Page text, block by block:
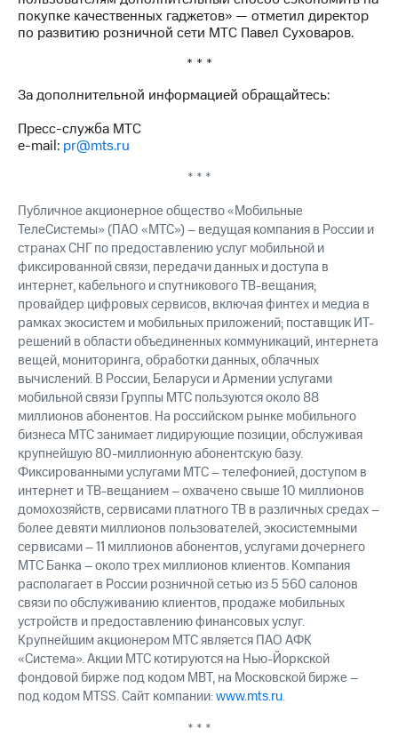
приобретения
Порядок
выкупа
Рынок
Описание
Еврооблигации-2023
погашении
именных
облигаций
Другое
Регистратор
Реквизиты
Контакты
развитие
деловая этика
На главную
покупке качественных гаджетов» — отметил директор
по развитию розничной сети МТС Павел Суховаров.
* * *
За дополнительной информацией обращайтесь:
Пресс-служба МТС
e-mail: pr@mts.ru
* * *
Публичное акционерное общество «Мобильные
ТелеСистемы» (ПАО «МТС») – ведущая компания в России и
странах СНГ по предоставлению услуг мобильной и
фиксированной связи, передачи данных и доступа в
интернет, кабельного и спутникового ТВ-вещания;
провайдер цифровых сервисов, включая финтех и медиа в
рамках экосистем и мобильных приложений; поставщик ИТ-
решений в области объединенных коммуникаций, интернета
вещей, мониторинга, обработки данных, облачных
вычислений. В России, Беларуси и Армении услугами
мобильной связи Группы МТС пользуются около 88
миллионов абонентов. На российском рынке мобильного
бизнеса МТС занимает лидирующие позиции, обслуживая
крупнейшую 80-миллионную абонентскую базу.
Фиксированными услугами МТС – телефонией, доступом в
интернет и ТВ-вещанием – охвачено свыше 10 миллионов
домохозяйств, сервисами платного ТВ в различных средах –
более девяти миллионов пользователей, экосистемными
сервисами – 11 миллионов абонентов, услугами дочернего
МТС Банка – около трех миллионов клиентов. Компания
располагает в России розничной сетью из 5 560 салонов
связи по обслуживанию клиентов, продаже мобильных
устройств и предоставлению финансовых услуг.
Крупнейшим акционером МТС является ПАО АФК
«Система». Акции МТС котируются на Нью-Йоркской
фондовой бирже под кодом MBT, на Московской бирже –
под кодом MTSS. Сайт компании:www.mts.ru.
* * *